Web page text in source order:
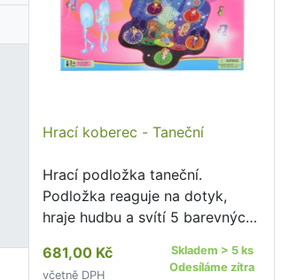
Hrací koberec - Taneční
Hrací podložka taneční.
Podložka reaguje na dotyk,
hraje hudbu a svítí 5 barevných
speciální zvukové efekty.
681,00 Kč
včetně DPH
Skladem > 5 ks
Odesíláme zítra